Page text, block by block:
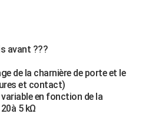
avant ???
de la charnière de porte et le
et contact)
en fonction de la
5 kΩ